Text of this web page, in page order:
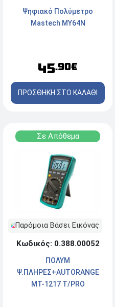
Ψηφιακό Πολύμετρο
Mastech MY64N
45.90€
ΠΡΟΣΘΗΚΗ ΣΤΟ ΚΑΛΑΘΙ
Σε Απόθεμα
Παρόμοια Βάσει Εικόνας
Κωδικός: 0.388.00052
ΠΟΛΥΜ
Ψ.ΠΛΗΡΕΣ+ΑUΤΟRΑΝGΕ
MT-1217 T/PRO